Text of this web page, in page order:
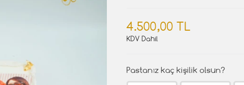
4.500,00 TL
KDV Dahil
Pastanız kaç kişilik olsun?